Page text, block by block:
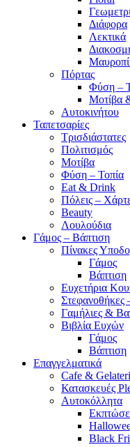
Διάφορα
Λεκτικά
Πόρτας
Φύση –
Μοτίβα
Αυτοκινήτου
Ταπετσαρίες
Τρισδιάστατες
Πολιτισμός
Μοτίβα
Φύση – Τοπία
Eat & Drink
Πόλεις –
Beauty
Λουλούδια
Γάμος – Βάπτιση
Πίνακες
Γάμος
Βάπτιση
Ευχετήρια
Στεφανοθήκες
Γαμήλιες &
Βιβλία Ευχών
Γάμος
Βάπτιση
Επαγγελματικά
Cafe &
Κατασκευές
Αυτοκόλλητα
Black